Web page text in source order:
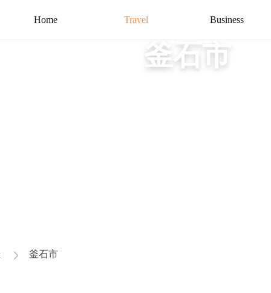
Home Travel Business
釜石市
釜石市